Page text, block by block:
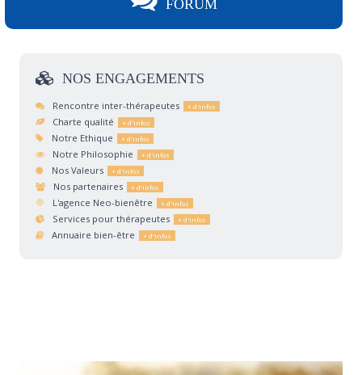
FORUM
NOS ENGAGEMENTS
Rencontre inter-thérapeutes
Charte qualité
Notre Ethique
Notre Philosophie
Nos Valeurs
Nos partenaires
L'agence Neo-bienêtre
Services pour thérapeutes
Annuaire bien-être